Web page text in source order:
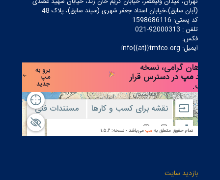
(آبان سابق)،خیابان استاد جعفر شهری (سپند سابق)، پلاک 48
کد پستی: 1598686116
تلفن : 92000313-021
فکس:
ایمیل: info{{at}}tmfco.org
بازدید سایت